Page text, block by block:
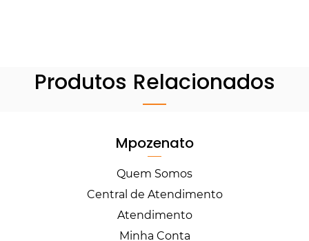
Produtos Relacionados
Mpozenato
Quem Somos
Central de Atendimento
Atendimento
Minha Conta